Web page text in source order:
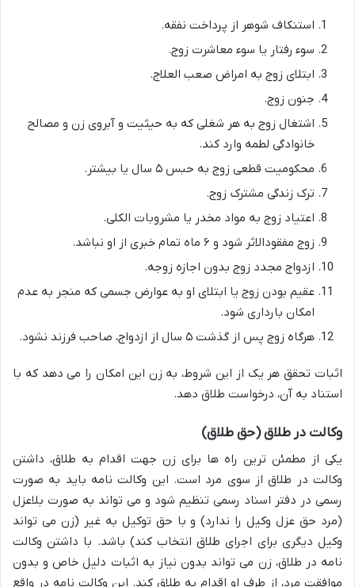
استنکاف شوهر از پرداخت نفقه.
سوء رفتار یا سوء معاشرت زوج.
ابتلای زوج به امراض صعب العلاج.
جنون زوج.
اشتغال زوج به هر شغلی که به حیثیت و آبروی زن و مصالح
خانوادگی لطمه وارد کند.
محکومیت قطعی زوج به حبس ۵ سال یا بیشتر.
ترک زندگی مشترک زوج.
اعتیاد زوج به مواد مخدر یا مشروبات الکلی.
زوج مفقودالاثر شود و ۶ ماه تمام خبری از او نباشد.
ازدواج مجدد زوج بدون اجازه زوجه.
عقیم بودن زوج یا ابتلای او به عوارض جسمی که منجر به عدم
امکان بارداری شود.
هرگاه زوج پس از گذشت ۵ سال از ازدواج، صاحب فرزند نشود.
اثبات تحقق هر یک از این شروط، به زن این امکان را می دهد که با
استناد به آن، درخواست طلاق دهد.
وکالت در طلاق (حق طلاق)
یکی از مطمئن ترین راه ها برای زن جهت اقدام به طلاق، داشتن
وکالت در طلاق از سوی مرد است. این وکالت نامه باید به صورت
رسمی در دفتر اسناد رسمی تنظیم شود و می تواند به صورت بلاعزل
(مرد حق عزل وکیل را ندارد) و با حق توکیل به غیر (زن می تواند
وکیل دیگری برای اجرای طلاق انتخاب کند) باشد. با داشتن وکالت
نامه در طلاق، زن می تواند بدون نیاز به اثبات دلیل خاص و بدون
موافقت مرد، از طرف او اقدام به طلاق کند. این وکالت نامه در واقع